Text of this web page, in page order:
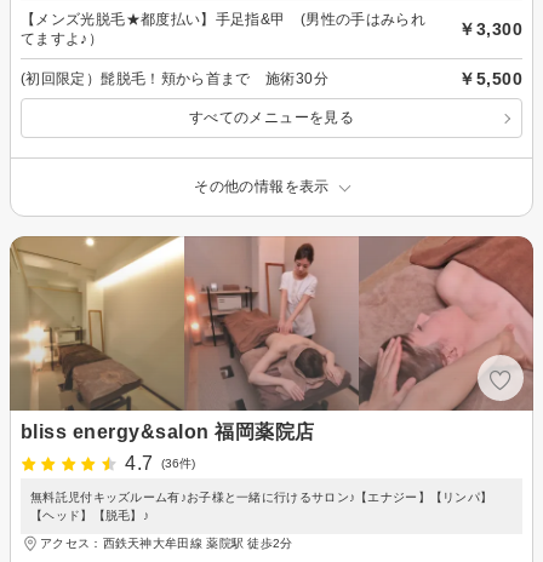
【メンズ光脱毛★都度払い】手足指&甲 (男性の手はみられ
てますよ♪）
￥3,300
(初回限定）髭脱毛！頬から首まで 施術30分 ￥5,500
すべてのメニューを見る
その他の情報を表示
bliss energy&salon 福岡薬院店
4.7
(36件)
無料託児付キッズルーム有♪お子様と一緒に行けるサロン♪【エナジー】【リンパ】
【ヘッド】【脱毛】♪
アクセス：西鉄天神大牟田線 薬院駅 徒歩2分